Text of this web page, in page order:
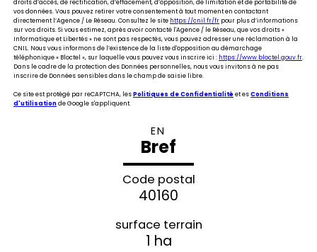
droits d’accès, de rectification, d’effacement, d’opposition, de limitation et de portabilité de
vos données. Vous pouvez retirer votre consentement à tout moment en contactant
directement l’Agence / Le Réseau. Consultez le site https://cnil.fr/fr pour plus d’informations
sur vos droits. Si vous estimez, après avoir contacté l'Agence / le Réseau, que vos droits «
Informatique et Libertés » ne sont pas respectés, vous pouvez adresser une réclamation à la
CNIL. Nous vous informons de l’existence de la liste d'opposition au démarchage
téléphonique « Bloctel », sur laquelle vous pouvez vous inscrire ici : https://www.bloctel.gouv.fr.
Dans le cadre de la protection des Données personnelles, nous vous invitons à ne pas
inscrire de Données sensibles dans le champ de saisie libre.
Ce site est protégé par reCAPTCHA, lesPolitiques de Confidentialitéet esConditions
d'utilisationde Google s'appliquent.
EN
Bref
Code postal
40160
surface terrain
1 ha